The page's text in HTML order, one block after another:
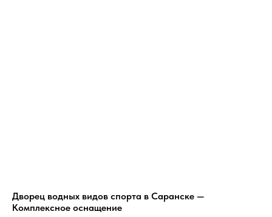
Дворец водных видов спорта в Саранске —
Комплексное оснащение